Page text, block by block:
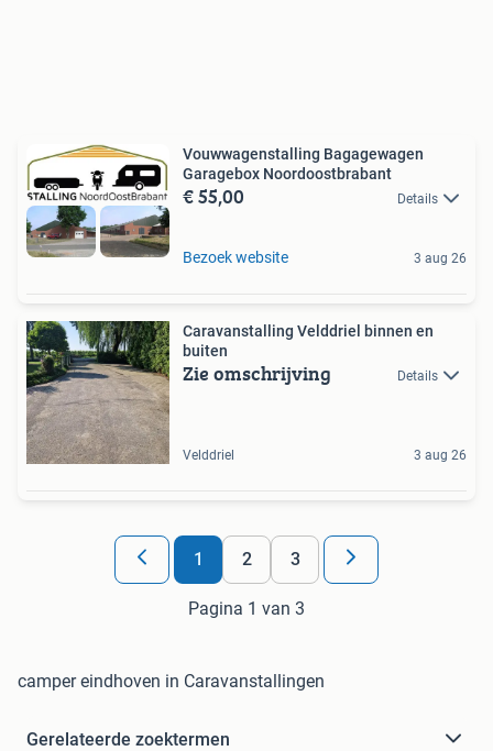
Vouwwagenstalling Bagagewagen
Garagebox Noordoostbrabant
€ 55,00 Details
Bezoek website 3 aug 26
Caravanstalling Velddriel binnen en
buiten
Zie omschrijving Details
Velddriel 3 aug 26
1 2 3
Pagina 1 van 3
camper eindhoven in Caravanstallingen
Gerelateerde zoektermen